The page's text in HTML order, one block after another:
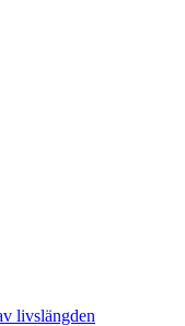
livslängden